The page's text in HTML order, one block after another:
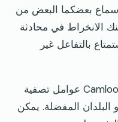
بعضكما البعض من
الانخراط في محادثة
بالتفاعل غير
6. مرشحات اللغة والموقع: يقدم Camloo عوامل تصفية
البلدان المفضلة. يمكن